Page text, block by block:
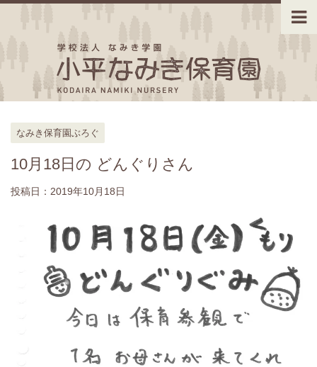
なみき保育園ぶろぐ
10月18日の どんぐりさん
投稿日： 2019年10月18日